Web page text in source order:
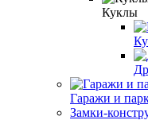
Куклы
Гаражи и
Замки-